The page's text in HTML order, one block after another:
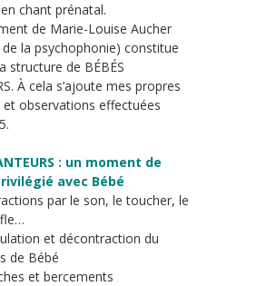
chant prénatal.
de Marie-Louise Aucher
la psychophonie) constitue
structure de BÉBÉS
À cela s’ajoute mes propres
et observations effectuées
: un moment de
avec Bébé
par le son, le toucher, le
et décontraction du
de Bébé
et bercements